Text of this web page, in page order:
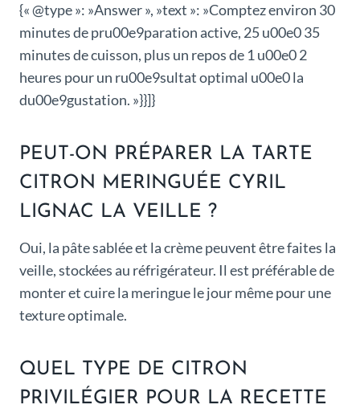
{« @type »: »Answer », »text »: »Comptez environ 30
minutes de pru00e9paration active, 25 u00e0 35
minutes de cuisson, plus un repos de 1 u00e0 2
heures pour un ru00e9sultat optimal u00e0 la
du00e9gustation. »}}]}
PEUT-ON PRÉPARER LA TARTE
CITRON MERINGUÉE CYRIL
LIGNAC LA VEILLE ?
Oui, la pâte sablée et la crème peuvent être faites la
veille, stockées au réfrigérateur. Il est préférable de
monter et cuire la meringue le jour même pour une
texture optimale.
QUEL TYPE DE CITRON
PRIVILÉGIER POUR LA RECETTE